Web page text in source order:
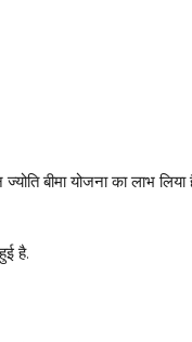
योजना का लाभ लिया है.
है.